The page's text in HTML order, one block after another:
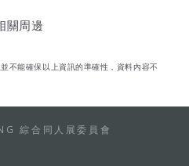
關周邊
不能確保以上資訊的準確性，資料內容不
綜合同人展委員會